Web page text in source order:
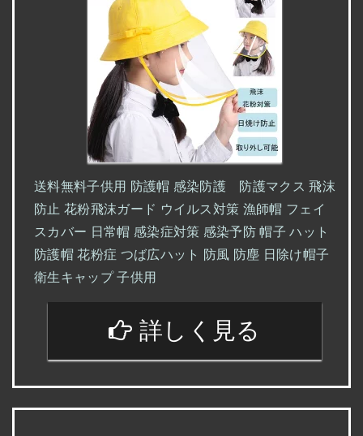
送料無料子供用 防護帽 感染防護 防護マクス 飛沫
防止 花粉飛沫ガード ウイルス対策 漁師帽 フェイ
スカバー 日常帽 感染症対策 感染予防 帽子 ハット
防護帽 花粉症 つば広ハット 防風 防塵 日除け帽子
衛生キャップ 子供用
詳しく見る